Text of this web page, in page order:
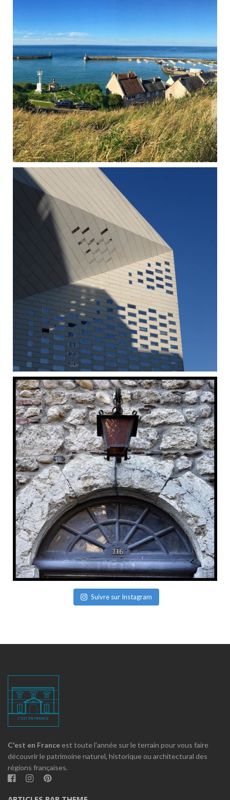
Suivre sur Instagram
C'est en France est toute l'année sur le terrain pour vous faire
découvrir le patrimoine naturel, historique ou architectural des
régions françaises.